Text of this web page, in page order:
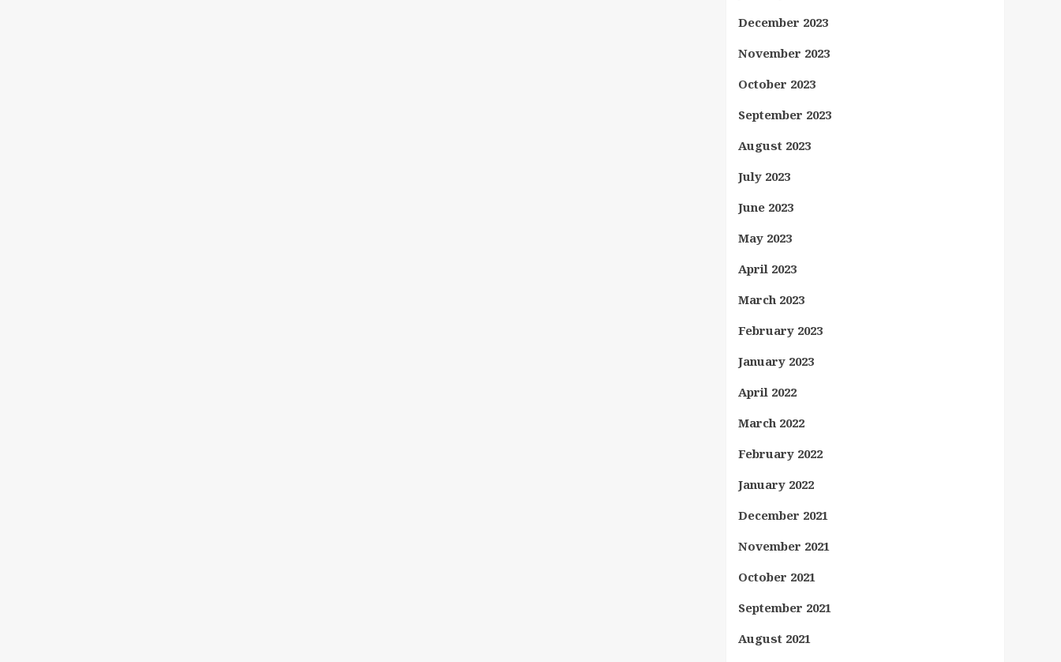
December 2023
November 2023
October 2023
September 2023
August 2023
July 2023
June 2023
May 2023
April 2023
March 2023
February 2023
January 2023
April 2022
March 2022
February 2022
January 2022
December 2021
November 2021
October 2021
September 2021
August 2021